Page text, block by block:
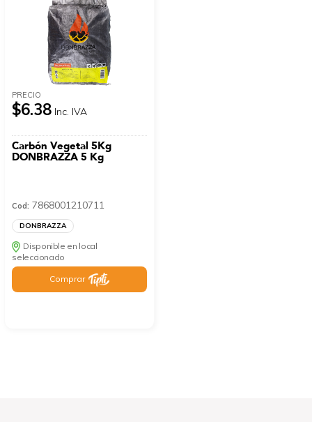
PRECIO
$6.38 Inc. IVA
Carbón Vegetal 5Kg
DONBRAZZA 5 Kg
Cod: 7868001210711
DONBRAZZA
Disponible en local
seleccionado
Comprar